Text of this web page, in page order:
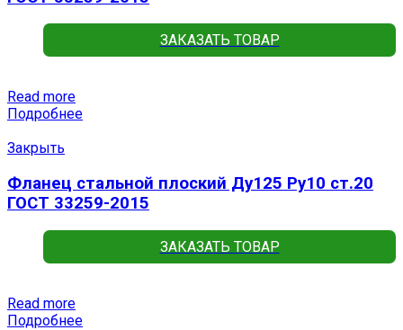
ЗАКАЗАТЬ ТОВАР
Read more
Подробнее
Закрыть
Фланец стальной плоский Ду125 Ру10 ст.20
ГОСТ 33259-2015
ЗАКАЗАТЬ ТОВАР
Read more
Подробнее